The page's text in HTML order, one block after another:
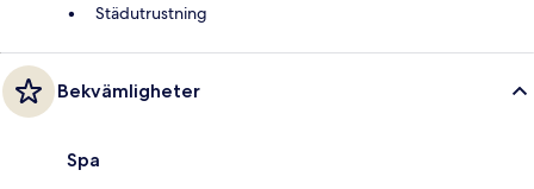
Städutrustning
Bekvämligheter
Spa